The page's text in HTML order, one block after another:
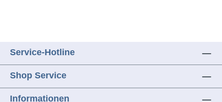
Service-Hotline
Shop Service
Informationen